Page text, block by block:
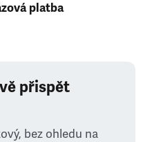
platba
přispět
bez ohledu na